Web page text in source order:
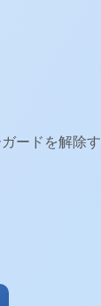
ードを解除す